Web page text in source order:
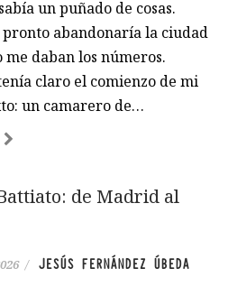
un puñado de cosas.
pronto abandonaría la ciudad
daban los números.
claro el comienzo de mi
un camarero de…
de Madrid al
/ JESÚS FERNÁNDEZ ÚBEDA